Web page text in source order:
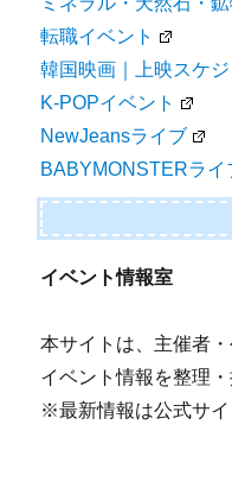
転職イベント
韓国映画｜上映スケ
K-POPイベント
NewJeansライブ
BABYMONSTERライ
イベント情報室
本サイトは、主催者
イベント情報を整理・
※最新情報は公式サイ